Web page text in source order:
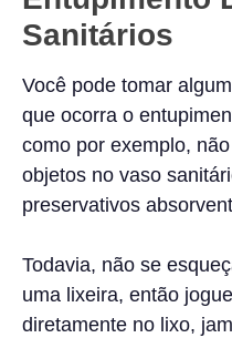
Sanitários
Você pode tomar
que ocorra o
como por exemplo,
objetos no vaso
preservativos
Todavia, não se
uma lixeira, então
diretamente no lixo,